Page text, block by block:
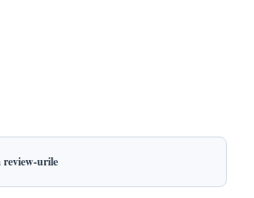
review-urile